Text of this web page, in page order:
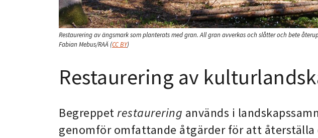
Restaurering av ängsmark som planterats med gran. All gran avverkas och slåtter och bete
Fabian Mebus/RAÄ(CC BY)
Restaurering av
Begreppetrestaurering används i
genomför omfattande åtgärder för att